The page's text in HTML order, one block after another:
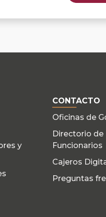
y
CONTACTO
Oficinas de
Directorio de
Funcionarios
Cajeros
Preguntas